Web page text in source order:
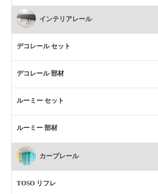
インテリアレール
デコレール セット
デコレール 部材
ルーミー セット
ルーミー 部材
カーブレール
TOSO リフレ